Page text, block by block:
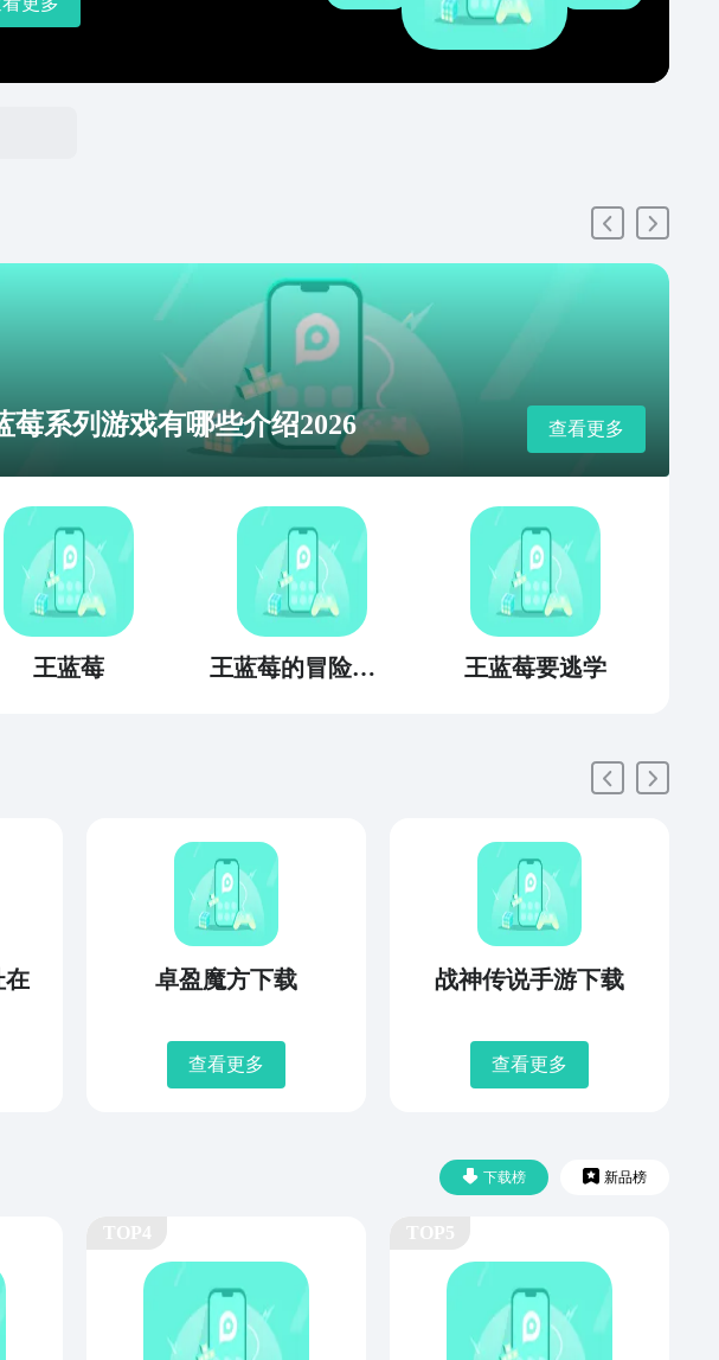
莓系列游戏有哪些介绍2026 查看更多
王蓝莓 王蓝莓的冒险生活 王蓝莓要逃学
在
卓盈魔方下载
查看更多
战神传说手游下载
查看更多
下载榜 新品榜